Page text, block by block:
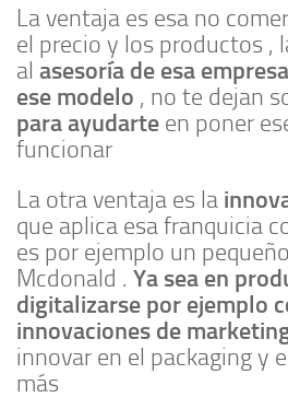
La ventaja es esa no
el precio y los productos ,
al asesoría de esa
ese modelo , no te dejan
para ayudarte en poner
funcionar
La otra ventaja es la
que aplica esa franquicia
es por ejemplo un
Mcdonald . Ya sea en
digitalizarse por ejemplo
innovaciones de
innovar en el packaging y
más